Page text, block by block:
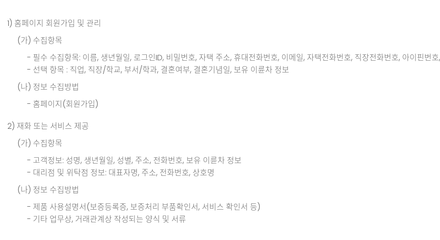
1) 홈페이지 회원가입 및 관리
(가) 수집항목
- 필수 수집항목: 이름, 생년월일, 로그인ID, 비밀번호, 자택 주소, 휴대전화번호, 이메일, 자택전화번호, 직장전화번호, 아이핀번
- 선택 항목 : 직업, 직장/학교, 부서/학과, 결혼여부, 결혼기념일, 보유 이륜차 정보
(나) 정보 수집방법
- 홈페이지(회원가입)
2) 재화 또는 서비스 제공
(가) 수집항목
- 고객정보: 성명, 생년월일, 성별, 주소, 전화번호, 보유 이륜차 정보
- 대리점 및 위탁점 정보: 대표자명, 주소, 전화번호, 상호명
(나) 정보 수집방법
- 제품 사용설명서(보증등록증, 보증처리 부품확인서, 서비스 확인서 등)
- 기타 업무상, 거래관계상 작성되는 양식 및 서류